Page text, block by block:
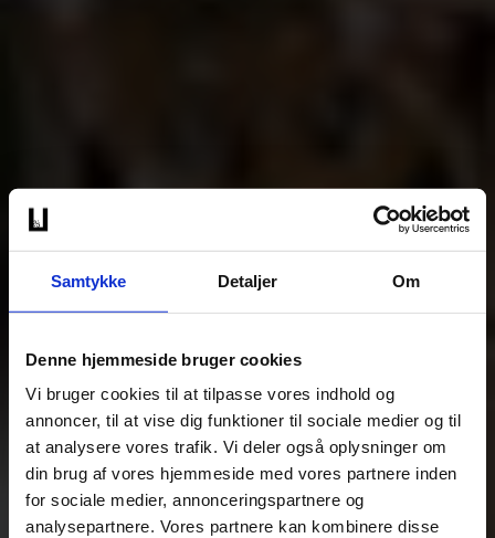
Samtykke Detaljer Om
Denne hjemmeside bruger cookies
Vi bruger cookies til at tilpasse vores indhold og
annoncer, til at vise dig funktioner til sociale medier og til
at analysere vores trafik. Vi deler også oplysninger om
din brug af vores hjemmeside med vores partnere inden
for sociale medier, annonceringspartnere og
analysepartnere. Vores partnere kan kombinere disse